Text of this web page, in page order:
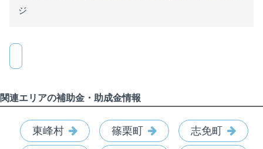
ジ
関連エリアの補助金・助成金情報
東峰村 篠栗町 志免町